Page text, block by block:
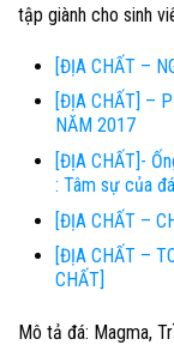
tập giành cho sinh
[ĐỊA CHẤT –
[ĐỊA CHẤT] –
NĂM 2017
[ĐỊA CHẤT]-
: Tâm sự của đá
[ĐỊA CHẤT –
[ĐỊA CHẤT –
CHẤT]
Mô tả đá: Magma,